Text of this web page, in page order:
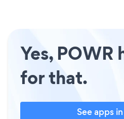
Yes, POWR
for that.
See apps